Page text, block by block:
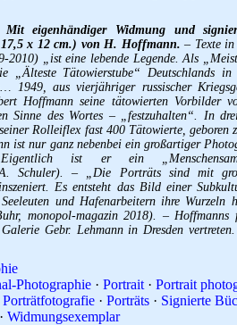
Mit eigenhändiger Widmung und
x 12 cm.) von H. Hoffmann. – Texte
2010) „ist eine lebende Legende. Als
„Älteste Tätowierstube“ Deutschlands in
1949, aus vierjähriger russischer
Hoffmann seine tätowierten Vorbilder
Sinne des Wortes – „festzuhalten“. In
Rolleiflex fast 400 Tätowierte, geboren
ist nur ganz nebenbei ein großartiger
Eigentlich ist er ein
(A. Schuler). – „Die Porträts sind mit
Es entsteht das Bild einer
und Hafenarbeitern ihre Wurzeln
monopol-magazin 2018). – Hoffmanns
Gebr. Lehmann in Dresden
Photographie · Portrait · Portrait
Porträtfotografie · Porträts · Signierte
· Widmungsexemplar